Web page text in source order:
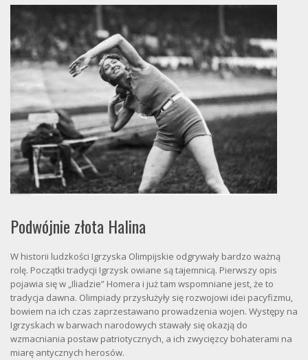
Podwójnie złota Halina
W historii ludzkości Igrzyska Olimpijskie odgrywały bardzo ważną
rolę. Początki tradycji Igrzysk owiane są tajemnicą. Pierwszy opis
pojawia się w „Iliadzie” Homera i już tam wspomniane jest, że to
tradycja dawna. Olimpiady przysłużyły się rozwojowi idei pacyfizmu,
bowiem na ich czas zaprzestawano prowadzenia wojen. Występy na
Igrzyskach w barwach narodowych stawały się okazją do
wzmacniania postaw patriotycznych, a ich zwycięzcy bohaterami na
miarę antycznych herosów.